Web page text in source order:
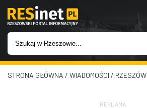
WIADOMOŚCI
STRONA GŁÓWNA / WIADOMOŚCI / RZESZÓW
REKLAMA